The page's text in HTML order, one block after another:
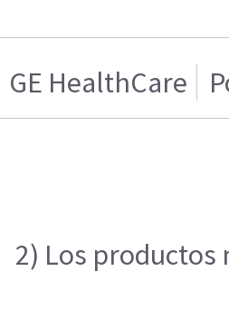
GE HealthCare
2) Los